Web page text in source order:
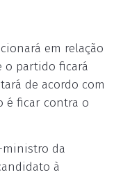
em relação
o partido ficará
de acordo com
é ficar contra o
ministro da
à